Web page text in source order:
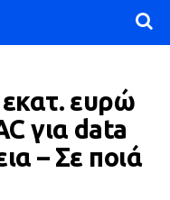
ευρώ
για data
– Σε ποιά